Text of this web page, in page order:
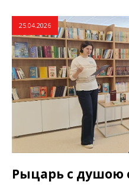
25.04.2026
Рыцарь с душою